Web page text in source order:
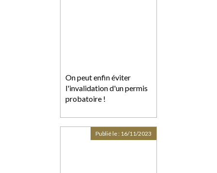
On peut enfin éviter
l'invalidation d'un permis
probatoire !
Publié le : 16/11/2023